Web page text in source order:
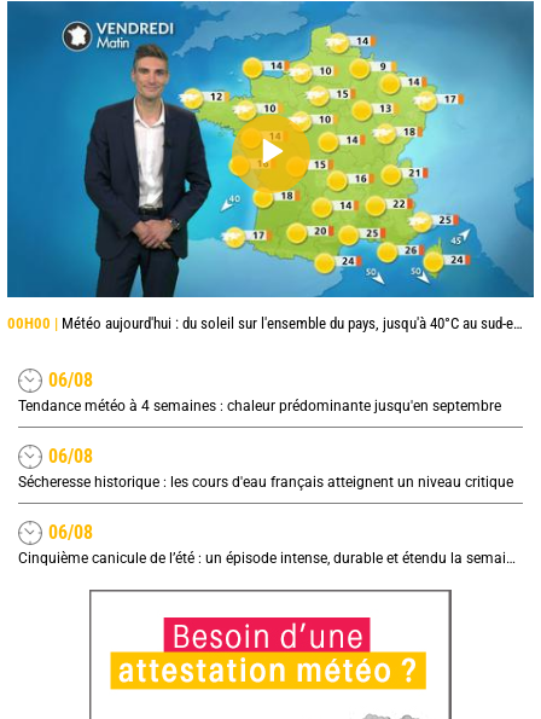
00H00 | Météo aujourd'hui : du soleil sur l'ensemble du pays, jusqu'à 40°C au sud-est
06/08
Tendance météo à 4 semaines : chaleur prédominante jusqu'en septembre
06/08
Sécheresse historique : les cours d'eau français atteignent un niveau critique
06/08
Cinquième canicule de l’été : un épisode intense, durable et étendu la semaine prochaine